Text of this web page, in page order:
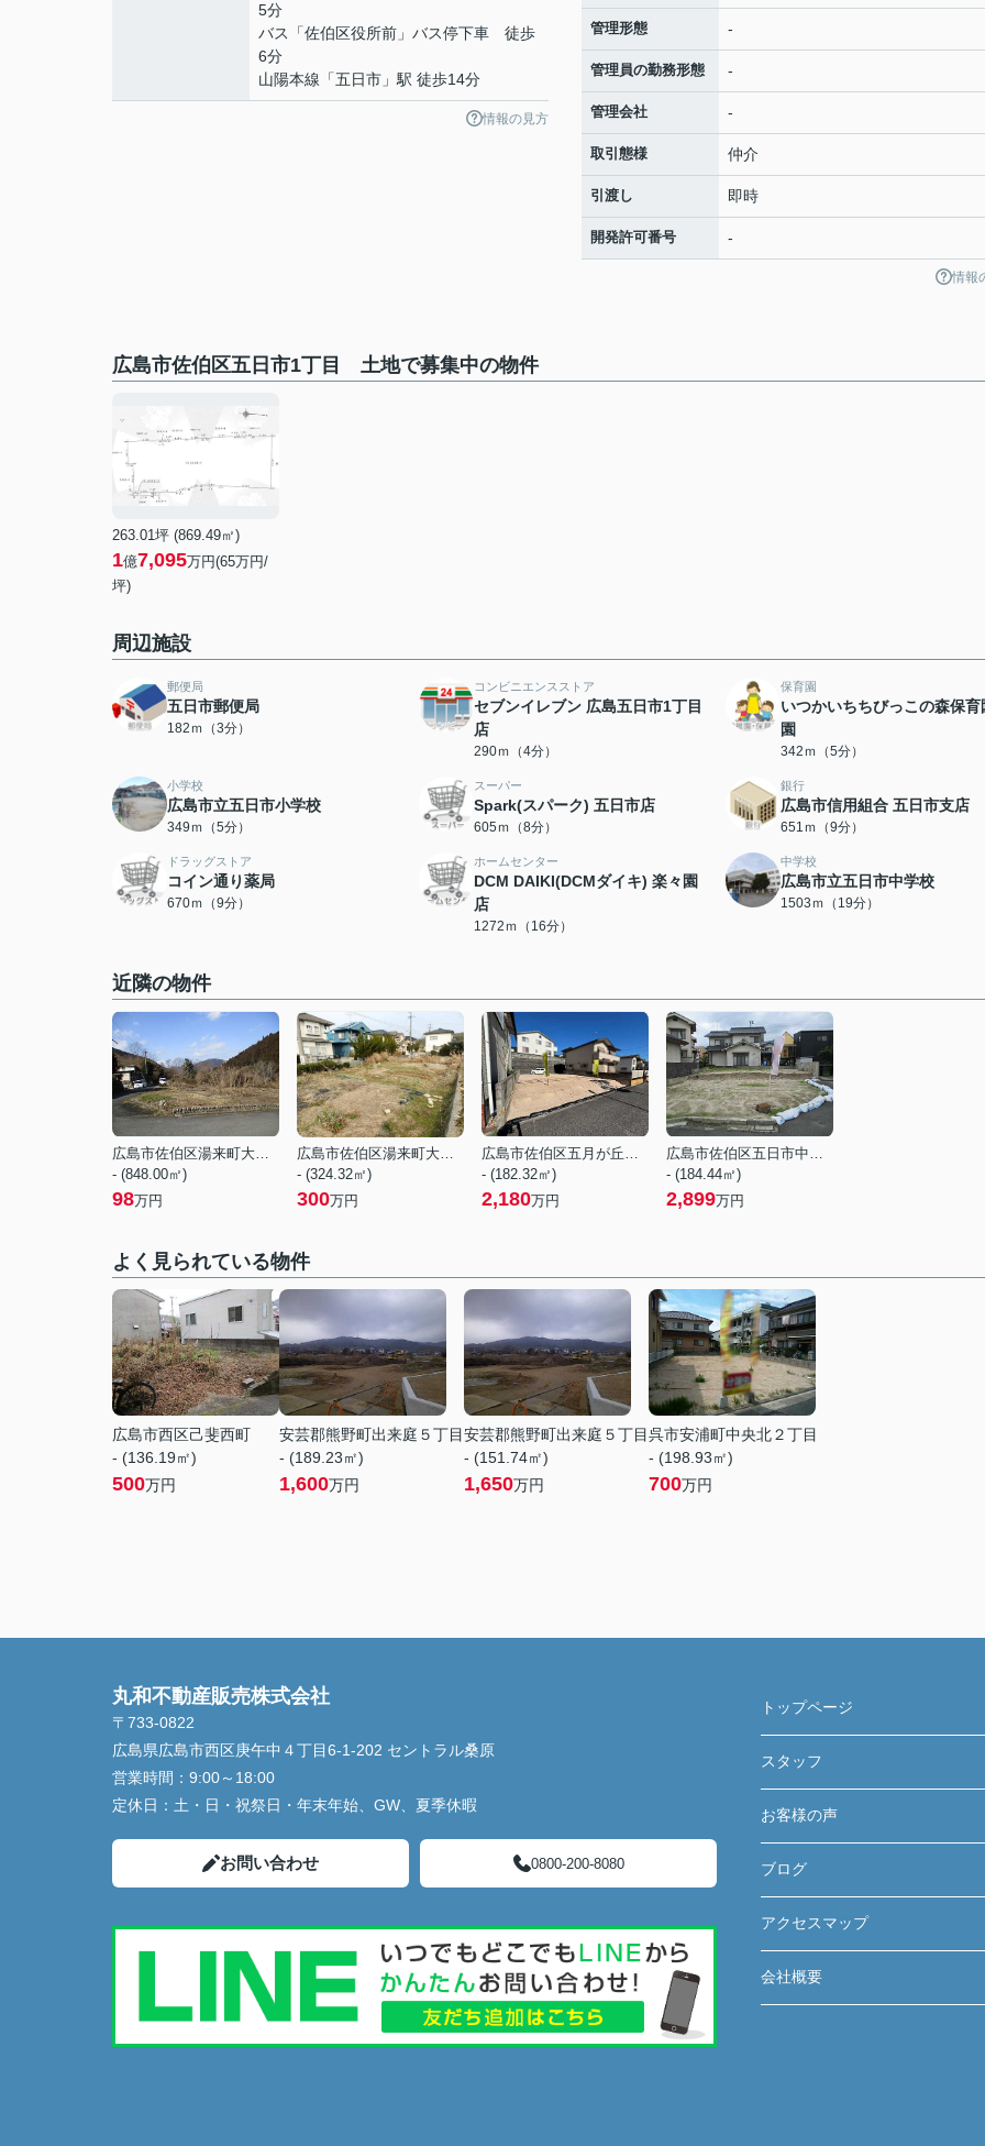
5分
バス「佐伯区役所前」バス停下車 徒歩
6分
山陽本線 「五日市 」駅 徒歩14分
情報の見方
管理形態 -
管理員の勤務形態 -
管理会社 -
取引態様 仲介
引渡し 即時
開発許可番号 -
情報
広島市佐伯区五日市1丁目 土地で募集中の物件
263.01坪 (869.49㎡)
1億7,095万円(65万円/
坪)
周辺施設
郵便局
五日市郵便局
182ｍ（3分）
コンビニエンスストア
セブンイレブン 広島五日市1丁目
店
290ｍ（4分）
保育園
いつかいちちびっこの森保育
園
342ｍ（5分）
小学校
広島市立五日市小学校
349ｍ（5分）
スーパー
Spark(スパーク) 五日市店
605ｍ（8分）
銀行
広島市信用組合 五日市支店
651ｍ（9分）
ドラッグストア
コイン通り薬局
670ｍ（9分）
ホームセンター
DCM DAIKI(DCMダイキ) 楽々園
店
1272ｍ（16分）
中学校
広島市立五日市中学校
1503ｍ（19分）
近隣の物件
広島市佐伯区湯来町大字伏谷
- (848.00㎡)
98万円
広島市佐伯区湯来町大字白砂
- (324.32㎡)
300万円
広島市佐伯区五月が丘３丁目
- (182.32㎡)
2,180万円
広島市佐伯区五日市中央２丁目
- (184.44㎡)
2,899万円
よく見られている物件
広島市西区己斐西町
- (136.19㎡)
500万円
安芸郡熊野町出来庭５丁目
- (189.23㎡)
1,600万円
安芸郡熊野町出来庭５丁目
- (151.74㎡)
1,650万円
呉市安浦町中央北２丁目
- (198.93㎡)
700万円
丸和不動産販売株式会社
〒733-0822
広島県広島市西区庚午中４丁目6-1-202 セントラル桑原
営業時間： 9:00～18:00
定休日： 土・日・祝祭日・年末年始、GW、夏季休暇
お問い合わせ 0800-200-8080
トップページ
スタッフ
お客様の声
ブログ
アクセスマップ
会社概要